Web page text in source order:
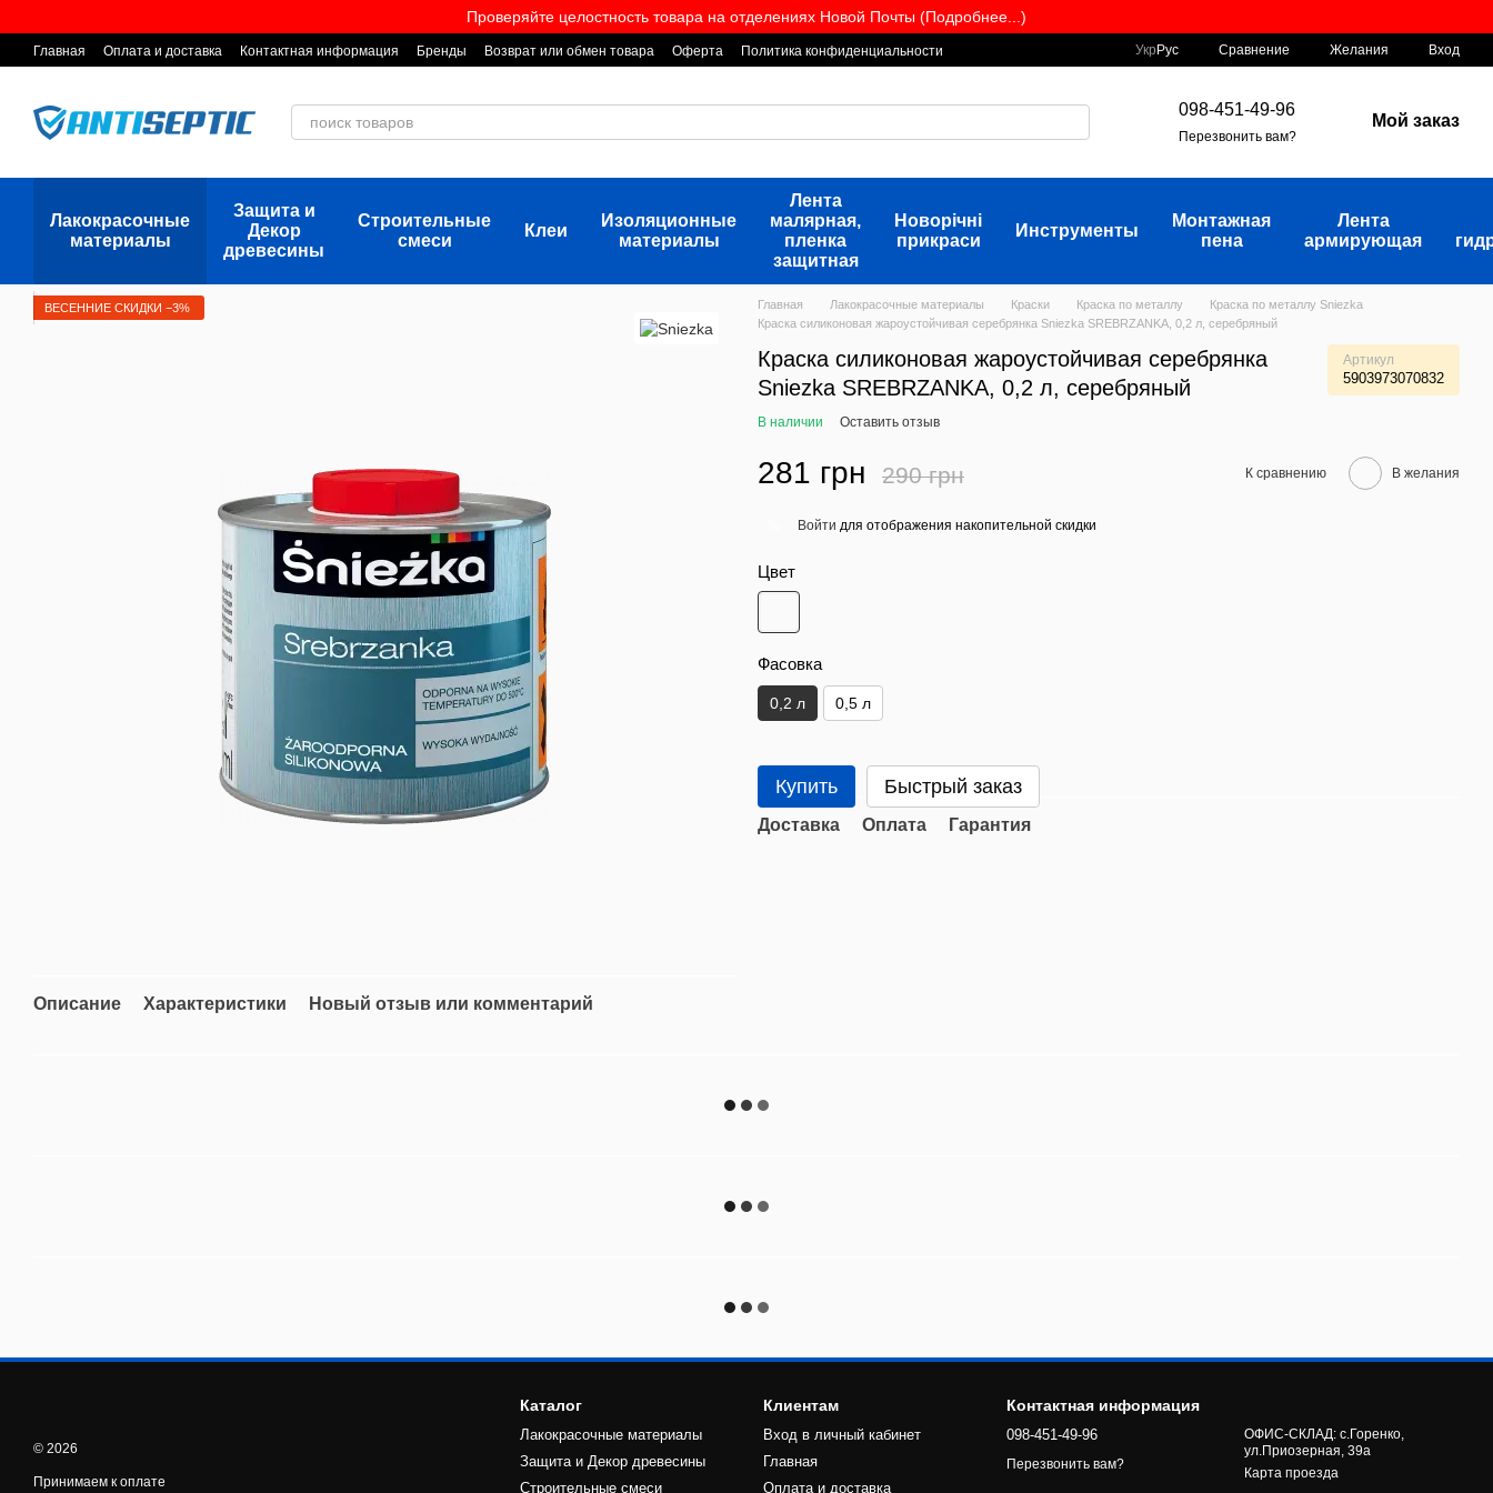
Проверяйте целостность товара на отделениях Новой Почты (Подробнее...)
Главная Оплата и доставка Контактная информация Бренды Возврат или обмен товара Оферта Политика конфиденциальности Укр Рус Сравнение Желания Вход
098-451-49-96
Перезвонить вам?
Мой заказ
Лакокрасочные
материалы
Защита и
Декор
древесины
Строительные
смеси
Клеи
Изоляционные
материалы
Лента
малярная,
пленка
защитная
Новорічні
прикраси
Инструменты
Монтажная
пена
Лента
армирующая
ВЕСЕННИЕ СКИДКИ −3%
Описание Характеристики Новый отзыв или комментарий
Главная Лакокрасочные материалы Краски Краска по металлу
Краска по металлу Sniezka
Краска силиконовая жароустойчивая серебрянка Sniezka SREBRZANKA, 0,2 л, серебряный
Краска силиконовая жароустойчивая серебрянка
Sniezka SREBRZANKA, 0,2 л, серебряный
Артикул
5903973070832
В наличии Оставить отзыв
281 грн 290 грн К сравнению В желания
Войти для отображения накопительной скидки
Цвет
Фасовка
0,2 л 0,5 л
Купить Быстрый заказ
Доставка Оплата Гарантия
© 2026
Принимаем к оплате
Каталог
Лакокрасочные материалы
Защита и Декор древесины
Строительные смеси
Клиентам
Вход в личный кабинет
Главная
Оплата и доставка
Контактная информация
098-451-49-96
Перезвонить вам?
ОФИС-СКЛАД: с.Горенко,
ул.Приозерная, 39а
Карта проезда